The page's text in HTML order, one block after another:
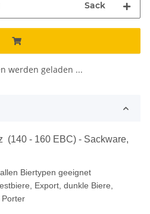
Sack
werden geladen ...
(140 - 160 EBC) - Sackware,
Biertypen geeignet
Export, dunkle Biere,
Porter